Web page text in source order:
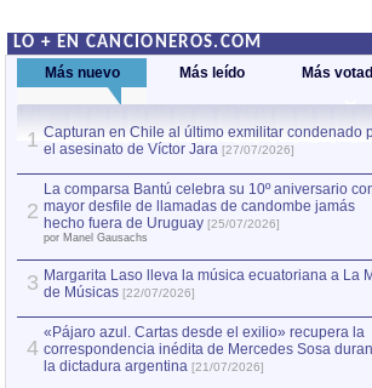
LO + EN CANCIONEROS.COM
Más nuevo Más leído Más
1 Capturan en Chile al último exmilitar condenado
el asesinato de Víctor Jara [27/07/2026]
2
La comparsa Bantú celebra su 10º aniversario
mayor desfile de llamadas de candombe jamás
hecho fuera de Uruguay [25/07/2026]
por Manel Gausachs
3 Margarita Laso lleva la música ecuatoriana a La
de Músicas [22/07/2026]
4
«Pájaro azul. Cartas desde el exilio» recupera la
correspondencia inédita de Mercedes Sosa
la dictadura argentina [21/07/2026]